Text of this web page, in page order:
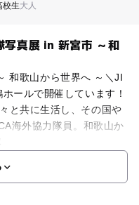
校生大人
真展 in 新宮市 ～和
和歌山から世界へ ～＼JI
ールで開催しています！
と共に生活し、その国や
海外協力隊員。和歌山か